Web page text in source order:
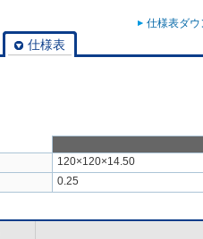
仕様表ダ
仕様表
120×120×14.50
0.25